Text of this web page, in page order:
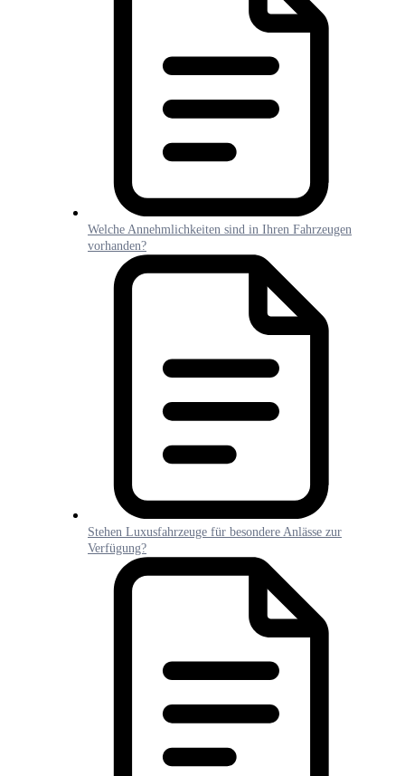
Welche Annehmlichkeiten sind in Ihren Fahrzeugen
vorhanden?
Stehen Luxusfahrzeuge für besondere Anlässe zur
Verfügung?